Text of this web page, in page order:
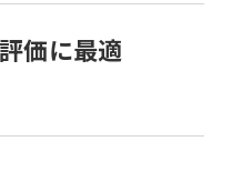
価に最適